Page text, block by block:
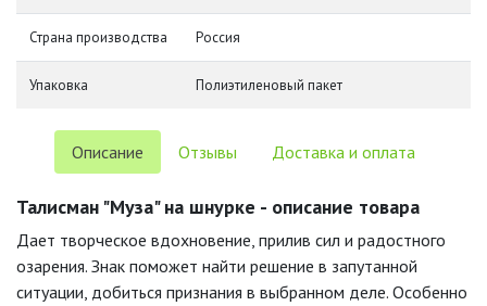
Страна производства Россия
Упаковка Полиэтиленовый пакет
Описание Отзывы Доставка и оплата
Талисман "Муза" на шнурке - описание товара
Дает творческое вдохновение, прилив сил и радостного
озарения. Знак поможет найти решение в запутанной
ситуации, добиться признания в выбранном деле. Особенно